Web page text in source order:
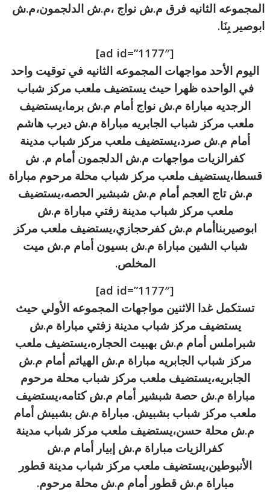
المجموعه الثانيه فرق م.ش نواج ،م.ش الدلجمون،م.ش
ابوصيربِنَا.
[ad id=”1177″]
اليوم الأحد مواجهات المجموعه الثانيه في توقيت واحد
في الواحده ظهرا حيث يستضيف ملعب مركز شباب
الرجديه مباراة م.ش نواج أمام م.ش برما،يستضيف
ملعب مركز شباب الجابريه مباراة م.ش ديرب هاشم
أمام م.ش صرد،يستضيف ملعب مركز شباب مدينة
كفرالزيات مواجهات م.ش الدلجمون أمام م. ش
قسطا،يستضيف ملعب مركز شباب محلة مرحوم مباراة
م.ش تاج العجم أمام م.ش شبشير الحصه،يستضيف
ملعب مركز شباب مدينة زفتي مباراة م.ش
ابوصيربناأمام م.ش كفرحجازي،يستضيف ملعب مركز
شباب الشين مباراة م.ش بسيون أمام م.ش ميت
المخلص.
[ad id=”1177″]
تستكمل غدا الاثنين مواجهات المجموعه الأولي حيث
يستضيف مركز شباب مدينة زفتي مباراة م.ش
شبراملس أمام م.ش بهبيت الحجاره،يستضيف ملعب
مركز شباب الجابريه مباراة م.ش الهياتم أمام م.ش
الجابريه،يستضيف ملعب مركز شباب محلة مرحوم
مباراة م.ش حصة شبشير أمام م.ش كتامه،يستضيف
ملعب مركز شباب بشبيش. مباراة م.ش بشبيش أمام
م.ش محلة حسن،يستضيف ملعب مركز شباب مدينة
كفرالزيات مباراة م.ش إبيار أمام م.ش
الأنبوطين،يستضيف ملعب مركز شباب مدينة قطور
مباراة م.ش قطور أمام م.ش محلة مرحوم.